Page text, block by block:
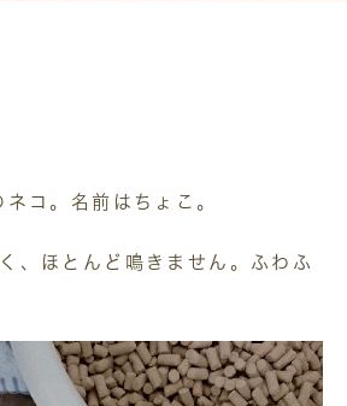
コ。名前はちょこ。
、ほとんど鳴きません。ふわふ